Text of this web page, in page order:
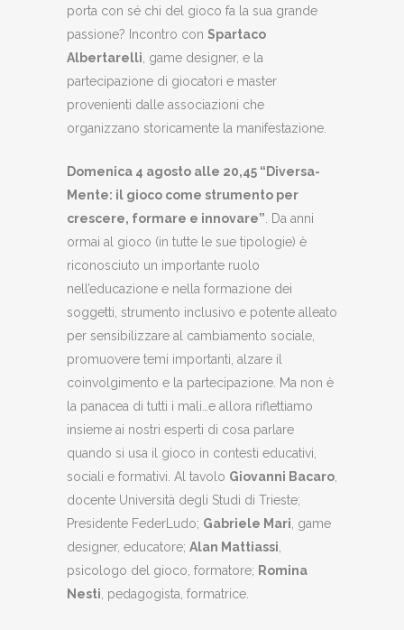
porta con sé chi del gioco fa la sua grande
passione? Incontro con Spartaco
Albertarelli , game designer, e la
partecipazione di giocatori e master
provenienti dalle associazioni che
organizzano storicamente la manifestazione.
Domenica 4 agosto alle 20,45 “Diversa-
Mente: il gioco come strumento per
crescere, formare e innovare” . Da anni
ormai al gioco (in tutte le sue tipologie) è
riconosciuto un importante ruolo
nell’educazione e nella formazione dei
soggetti, strumento inclusivo e potente alleato
per sensibilizzare al cambiamento sociale,
promuovere temi importanti, alzare il
coinvolgimento e la partecipazione. Ma non è
la panacea di tutti i mali…e allora riflettiamo
insieme ai nostri esperti di cosa parlare
quando si usa il gioco in contesti educativi,
sociali e formativi. Al tavolo Giovanni Bacaro
docente Università degli Studi di Trieste;
Presidente FederLudo; Gabriele Mari , game
designer, educatore; Alan Mattiassi
psicologo del gioco, formatore; Romina
Nesti , pedagogista, formatrice.